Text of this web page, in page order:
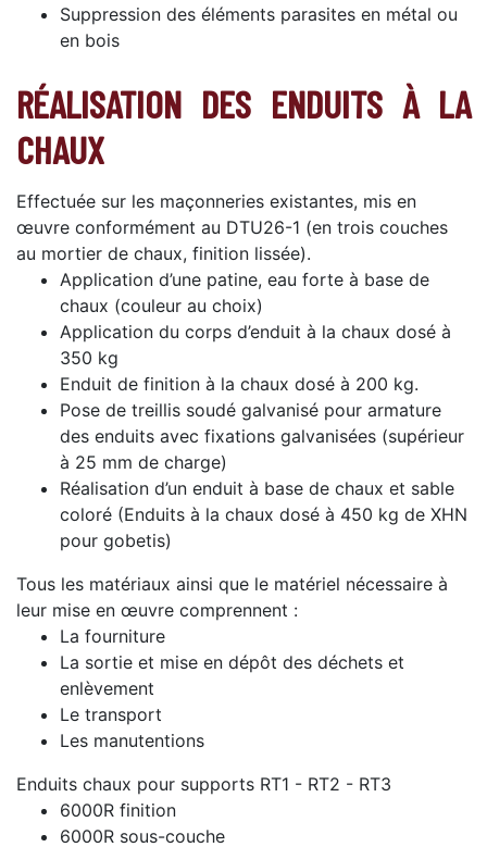
Suppression des éléments parasites en métal ou
en bois
RÉALISATION DES ENDUITS À LA
CHAUX
Effectuée sur les maçonneries existantes, mis en
œuvre conformément au DTU26-1 (en trois couches
au mortier de chaux, finition lissée).
Application d’une patine, eau forte à base de
chaux (couleur au choix)
Application du corps d’enduit à la chaux dosé à
350 kg
Enduit de finition à la chaux dosé à 200 kg.
Pose de treillis soudé galvanisé pour armature
des enduits avec fixations galvanisées (supérieur
à 25 mm de charge)
Réalisation d’un enduit à base de chaux et sable
coloré (Enduits à la chaux dosé à 450 kg de XHN
pour gobetis)
Tous les matériaux ainsi que le matériel nécessaire à
leur mise en œuvre comprennent :
La fourniture
La sortie et mise en dépôt des déchets et
enlèvement
Le transport
Les manutentions
Enduits chaux pour supports RT1 - RT2 - RT3
6000R finition
6000R sous-couche